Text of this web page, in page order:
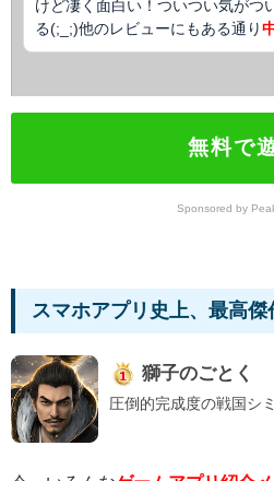
けど凄く面白い！ついつい気がつ
る(;_;)他のレビューにもある通り
無料で
Sponsored by
スマホアプリ史上、最高
獅子のごとく
圧倒的完成度の戦国シ